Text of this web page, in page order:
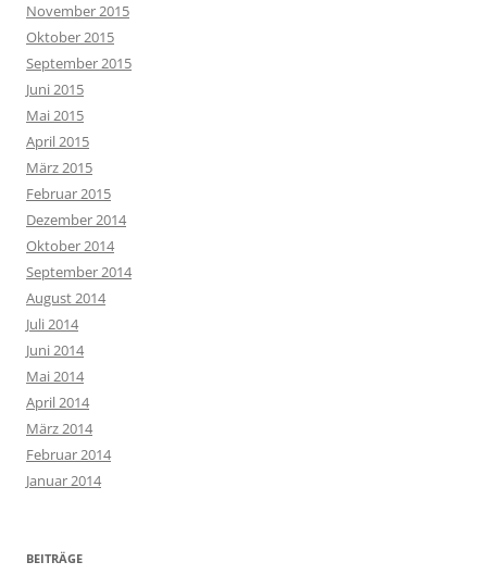
November 2015
Oktober 2015
September 2015
Juni 2015
Mai 2015
April 2015
März 2015
Februar 2015
Dezember 2014
Oktober 2014
September 2014
August 2014
Juli 2014
Juni 2014
Mai 2014
April 2014
März 2014
Februar 2014
Januar 2014
BEITRÄGE